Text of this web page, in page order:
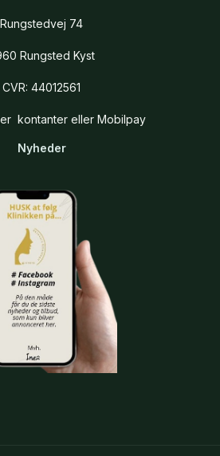
Rungstedvej 74
Rungsted Kyst
CVR: 44012561
kontanter eller Mobilpay
Nyheder